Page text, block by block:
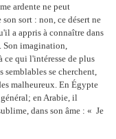
ardente ne peut
sort : non, ce désert ne
a appris à connaître dans
Son imagination,
ce qui l'intéresse de plus
semblables se cherchent,
malheureux. En Égypte
en Arabie, il
dans son âme : « Je